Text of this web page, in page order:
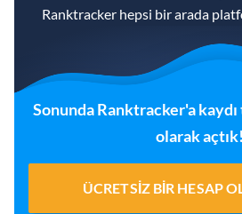
Ranktracker hepsi bir arada
Sonunda Ranktracker'a
olarak açtık!
ÜCRETSIZ BIR HESAP